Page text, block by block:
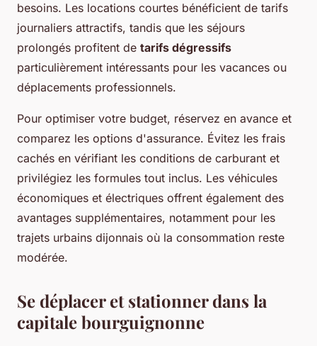
besoins. Les locations courtes bénéficient de tarifs
journaliers attractifs, tandis que les séjours
prolongés profitent de tarifs dégressifs
particulièrement intéressants pour les vacances ou
déplacements professionnels.
Pour optimiser votre budget, réservez en avance et
comparez les options d'assurance. Évitez les frais
cachés en vérifiant les conditions de carburant et
privilégiez les formules tout inclus. Les véhicules
économiques et électriques offrent également des
avantages supplémentaires, notamment pour les
trajets urbains dijonnais où la consommation reste
modérée.
Se déplacer et stationner dans la
capitale bourguignonne